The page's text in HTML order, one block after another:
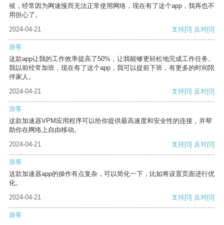
候，经常因为网速慢而无法正常使用网络，现在有了这个app，我再也不
用担心了。
2024-04-21
支持[0] 反对[0]
游客
这款app让我的工作效率提高了50%，让我能够更轻松地完成工作任务。
我以前经常加班，现在有了这个app，我可以提前下班，有更多的时间陪
伴家人。
2024-04-21
支持[0] 反对[0]
游客
这款加速器VPM应用程序可以给你提供最高速度和安全性的连接，并帮
助你在网络上自由移动。
2024-04-21
支持[0] 反对[0]
游客
这款加速器app的操作有点复杂，可以简化一下，比如将设置页面进行优
化。
2024-04-21
支持[0] 反对[0]
游客